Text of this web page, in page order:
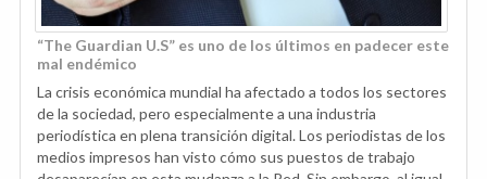
“The Guardian U.S” es uno de los últimos en padecer este
mal endémico
La crisis económica mundial ha afectado a todos los sectores
de la sociedad, pero especialmente a una industria
periodística en plena transición digital. Los periodistas de los
medios impresos han visto cómo sus puestos de trabajo